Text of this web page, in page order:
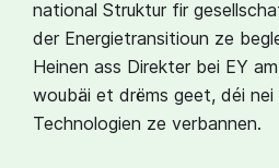
national Struktur fir
der Energietransitioun ze
Heinen ass Direkter bei EY
woubäi et drëms geet, déi nei
Technologien ze verbannen.⁣⁣